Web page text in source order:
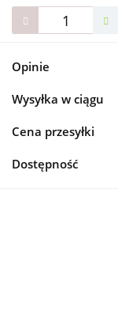
Opinie
Wysyłka w ciągu
Cena przesyłki
Dostępność